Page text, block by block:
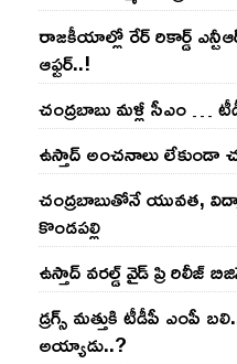
రాజ‌కీయాల్లో రేర్ రికార్డ్
ఆఫ్ట‌ర్‌..!
చంద్ర‌బాబు మ‌ళ్లీ సీఎం …
ఉస్తాద్ అంచ‌నాలు లేకుండా
చంద్ర‌బాబుతోనే యువ‌త‌,
కొండ‌ప‌ల్లి
ఉస్తాద్ వ‌ర‌ల్డ్ వైడ్ ప్రి
డ్రగ్స్ మత్తుకి టీడీపీ ఎంపీ
అయ్యాడు..?